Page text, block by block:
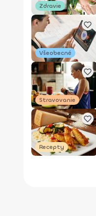
Zdravie
Všeobecné
Stravovanie
Recepty